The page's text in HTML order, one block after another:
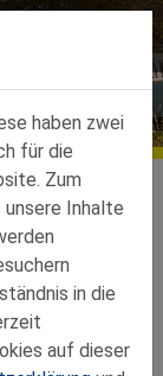
haben zwei
für die
Zum
Inhalte
in die
auf dieser